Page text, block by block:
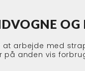
OG
arbejde med
på anden vis